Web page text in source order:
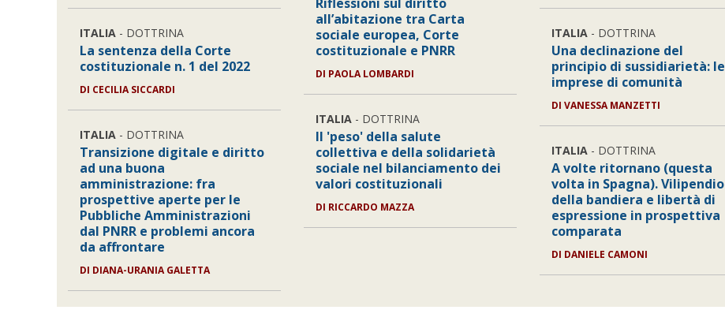
ITALIA - DOTTRINA
La sentenza della Corte
costituzionale n. 1 del 2022
DI CECILIA SICCARDI
ITALIA - DOTTRINA
Transizione digitale e diritto
ad una buona
amministrazione: fra
prospettive aperte per le
Pubbliche Amministrazioni
dal PNRR e problemi ancora
da affrontare
DI DIANA-URANIA GALETTA
all’abitazione tra Carta
sociale europea, Corte
costituzionale e PNRR
DI PAOLA LOMBARDI
ITALIA - DOTTRINA
Il 'peso' della salute
collettiva e della solidarietà
sociale nel bilanciamento dei
valori costituzionali
DI RICCARDO MAZZA
ITALIA- DOTTRINA
Una declinazione del
principio di sussidiarietà: le
imprese di comunità
DI VANESSA MANZETTI
ITALIA- DOTTRINA
A volte ritornano (questa
volta in Spagna). Vilipendio
della bandiera e libertà di
espressione in prospettiva
comparata
DI DANIELE CAMONI